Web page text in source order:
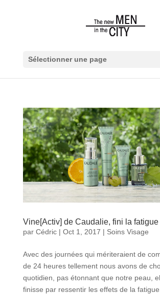
Sélectionner une page
Vine[Activ] de Caudalie, fini la fatigue
par Cédric| Oct 1, 2017 | Soins Visage
Avec des journées qui mériteraient de
de 24 heures tellement nous avons de
quotidien, pas étonnant que notre peau,
finisse par ressentir les effets de la